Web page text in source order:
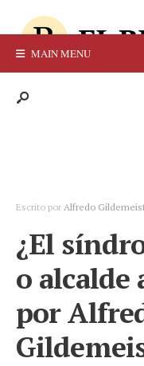
MAIN MENU
Escrito por Alfredo
¿El
o alcalde
por